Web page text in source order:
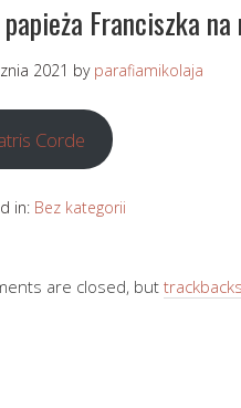
Franciszka
2021 by parafiamikolaja
Corde
in: Bez kategorii
are closed, buttrackbacks